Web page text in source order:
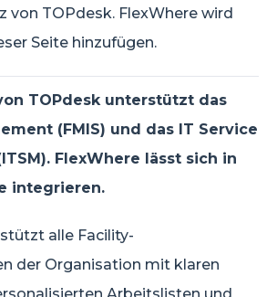
von TOPdesk. FlexWhere wird
Seite hinzufügen.
TOPdesk unterstützt das
(FMIS) und das IT Service
FlexWhere lässt sich in
integrieren.
alle Facility-
der Organisation mit klaren
Arbeitslisten und